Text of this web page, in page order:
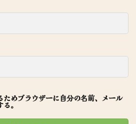
めブラウザーに自分の名前、メール
。